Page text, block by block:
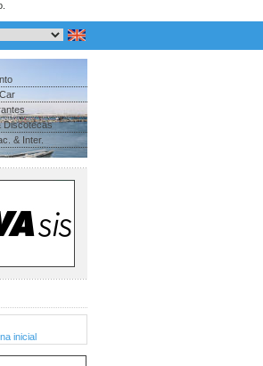
Discotecas
& Inter.
inicial